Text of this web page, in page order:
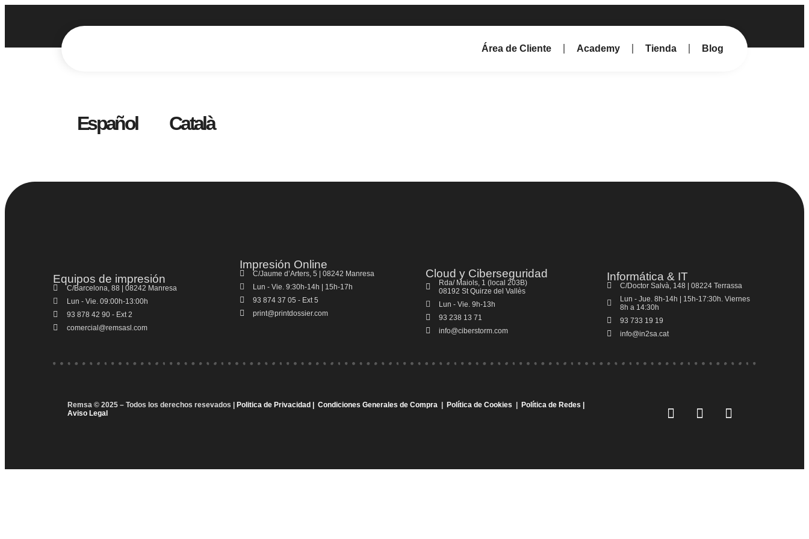
Área de Cliente Academy Tienda Blog
Español Català
Equipos de impresión
C/Barcelona, 88 | 08242 Manresa
Lun - Vie. 09:00h-13:00h
93 878 42 90 - Ext 2
comercial@remsasl.com
Impresión Online
C/Jaume d’Arters, 5 | 08242 Manresa
Lun - Vie. 9:30h-14h | 15h-17h
93 874 37 05 - Ext 5
print@printdossier.com
Cloud y Ciberseguridad
Rda/ Maiols, 1 (local 203B)
08192 St Quirze del Vallès
Lun - Vie. 9h-13h
93 238 13 71
info@ciberstorm.com
Informática & IT
C/Doctor Salvà, 148 | 08224 Terrassa
Lun - Jue. 8h-14h | 15h-17:30h. Viernes
8h a 14:30h
93 733 19 19
info@in2sa.cat
Remsa © 2025 – Todos los derechos resevados | Politica de Privacidad | Condiciones Generales de Compra Política de Cookies
Política de Redes |
Aviso Legal